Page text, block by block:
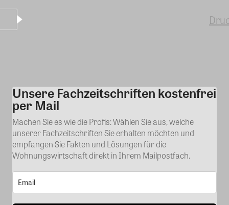
Kommentar
Unsere Fachzeitschriften kostenfrei
per Mail
Machen Sie es wie die Profis: Wählen Sie aus, welche
unserer Fachzeitschriften Sie erhalten möchten und
empfangen Sie Fakten und Lösungen für die
Wohnungswirtschaft direkt in Ihrem Mailpostfach.